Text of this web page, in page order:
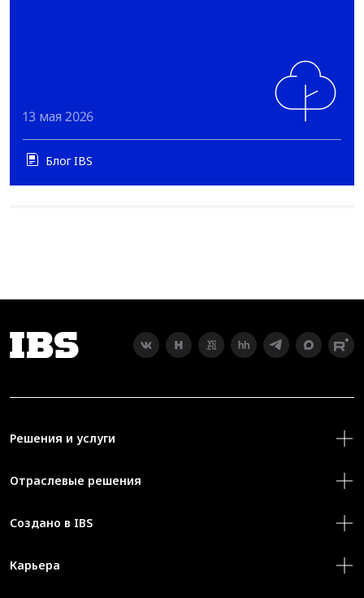
13 мая 2026
Блог IBS
Решения и услуги
Отраслевые решения
Создано в IBS
Карьера